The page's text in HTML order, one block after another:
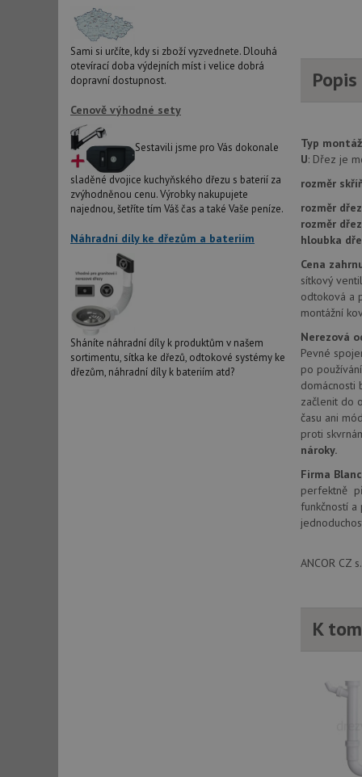
Sami si určíte, kdy si zboží vyzvednete. Dlouhá
otevírací doba výdejních míst i velice dobrá
dopravní dostupnost.
Cenově výhodné sety
Sestavili jsme pro Vás dokonale
sladěné dvojice kuchyňského dřezu s baterií za
zvýhodněnou cenu. Výrobky nakupujete
najednou, šetříte tím Váš čas a také Vaše peníze.
Náhradní díly ke dřezům a bateriím
Sháníte náhradní díly k produktům v našem
sortimentu, sítka ke dřezů, odtokové systémy ke
dřezům, náhradní díly k bateriím atd?
Typ
U: Dřez je
rozměr
rozměr
rozměr
hloubka
Cena
sítkový
odtoková a
montážní
Nerezová
Pevné
po
domácnosti
začlenit do
času ani
proti
nároky.
Firma
perfektně
funkčností
ANCOR CZ
K
AWSALBCORS
AUTORIZACE
Název
__Secure-YNID
__Secure-